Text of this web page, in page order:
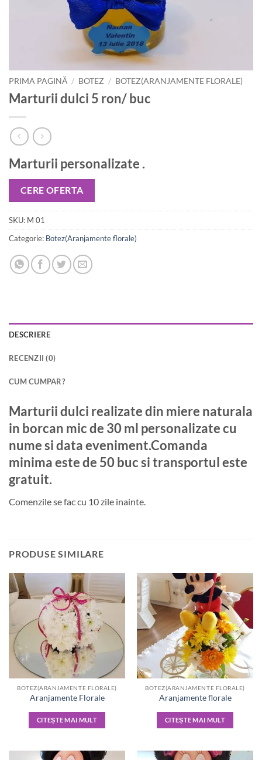
PRIMA PAGINĂ / BOTEZ / BOTEZ(ARANJAMENTE FLORALE)
Marturii dulci 5 ron/ buc
Marturii personalizate .
CERE OFERTA
SKU: M 01
Categorie: Botez(Aranjamente florale)
DESCRIERE
RECENZII (0)
CUM CUMPAR?
Marturii dulci realizate din miere naturala
in borcan mic de 30 ml personalizate cu
nume si data eveniment.Comanda
minima este de 50 buc si transportul este
gratuit.
Comenzile se fac cu 10 zile inainte.
PRODUSE SIMILARE
BOTEZ(ARANJAMENTE FLORALE)
Aranjamente Florale
CITEȘTE MAI MULT
BOTEZ(ARANJAMENTE FLORALE)
Aranjamente florale
CITEȘTE MAI MULT